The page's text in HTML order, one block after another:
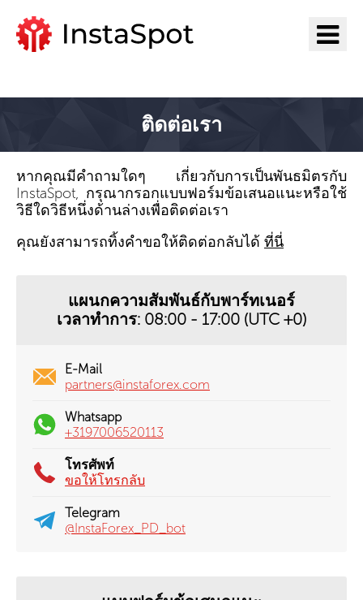
ติดต่อเรา
หากคุณมีคำถามใดๆ เกี่ยวกับการเป็นพันธมิตรกับ
InstaSpot, กรุณากรอกแบบฟอร์มข้อเสนอแนะหรือใช้
วิธีใดวิธีหนึ่งด้านล่างเพื่อติดต่อเรา
คุณยังสามารถทิ้งคำขอให้ติดต่อกลับได้ ที่นี่
แผนกความสัมพันธ์กับพาร์ทเนอร์
เวลาทำการ: 08:00 - 17:00 (UTC +0)
E-Mail
partners@instaforex.com
Whatsapp
+3197006520113
โทรศัพท์
ขอให้โทรกลับ
Telegram
@InstaForex_PD_bot